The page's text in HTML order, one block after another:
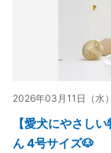
2026年03月11日（水
【愛犬にやさし
ん 4号サイズ🐶